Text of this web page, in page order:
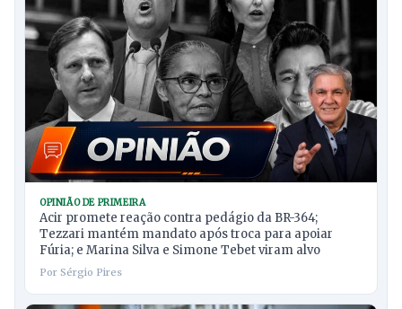
OPINIÃO DE PRIMEIRA
Acir promete reação contra pedágio da BR-364;
Tezzari mantém mandato após troca para apoiar
Fúria; e Marina Silva e Simone Tebet viram alvo
Por Sérgio Pires